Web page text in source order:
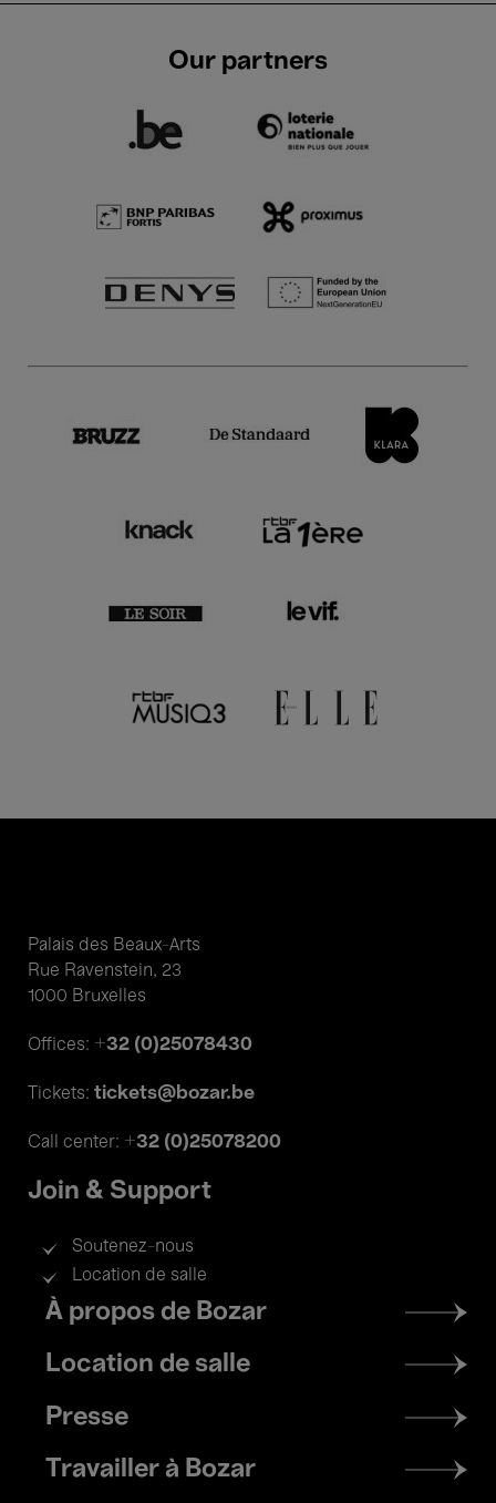
Our partners
Palais des Beaux-Arts
Rue Ravenstein, 23
1000 Bruxelles
Offices: +32 (0)25078430
Tickets: tickets@bozar.be
Call center: +32 (0)25078200
Join & Support
Soutenez-nous
Location de salle
Footer
menu
À propos de Bozar
Location de salle
Presse
Travailler à Bozar